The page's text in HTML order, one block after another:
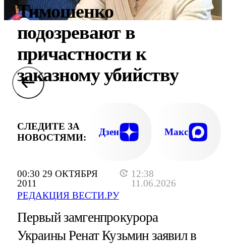
00:30 29 ОКТЯБРЯ
2011
12:38
11.06.2026
РЕДАКЦИЯ ВЕСТИ.РУ
Тимошенко
подозревают в
причастности к
заказному убийству
СЛЕДИТЕ ЗА
НОВОСТЯМИ:
Дзен Макс
Первый замгенпрокурора
Украины Ренат Кузьмин заявил в